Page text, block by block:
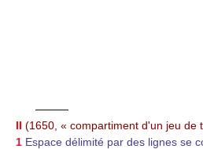
———
II (1650, « compartiment d'un jeu de
1 Espace délimité par des lignes se